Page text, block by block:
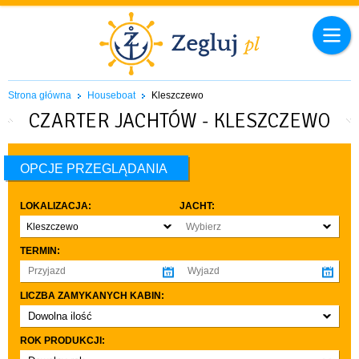
Strona główna Houseboat Kleszczewo
CZARTER JACHTÓW - KLESZCZEWO
OPCJE PRZEGLĄDANIA
LOKALIZACJA:
Kleszczewo
JACHT:
Wybierz
TERMIN:
LICZBA ZAMYKANYCH KABIN:
Dowolna ilość
co najmniej 1
co najmniej 2
ROK PRODUKCJI: